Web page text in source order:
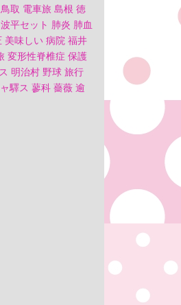
鳥取 電車旅 島根 徳
波平セット 肺炎 肺血
美味しい 病院 福井
変形性脊椎症 保護
明治村 野球 旅行
驛ス 蓼科 薔薇 逾